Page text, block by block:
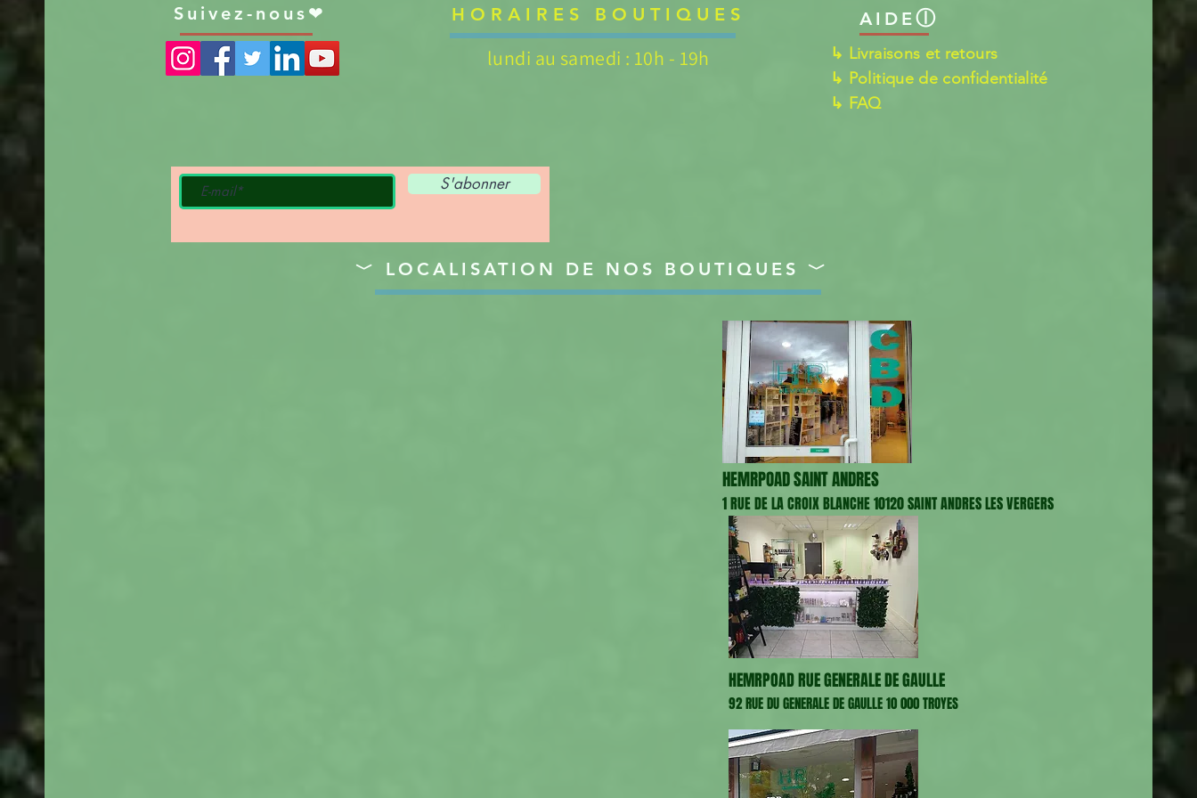
Suivez-nous❤ HORAIRES BOUTIQUES
lundi au samedi : 10h - 19h
AIDEⓛ
↳ Livraisons et retours
↳ Politique de confidentialité
↳ FAQ
S'abonner
﹀ LOCALISATION DE NOS BOUTIQUES ﹀
HEMRPOAD SAINT ANDRES
1 RUE DE LA CROIX BLANCHE 10120 SAINT ANDRES LES VERGERS
HEMRPOAD RUE GENERALE DE GAULLE
92 RUE DU GENERALE DE GAULLE 10 000 TROYES